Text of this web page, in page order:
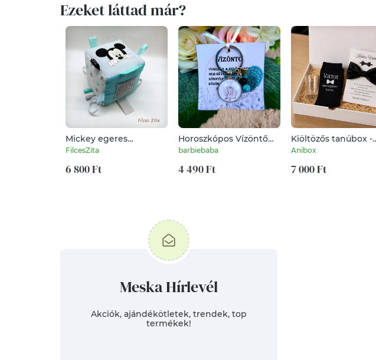
Ezeket láttad már?
Mickey egeres
babakocka hímzett
FilcesZita
6 800 Ft
Horoszkópos Vízöntő
kulcstartó
barbiebaba
4 490 Ft
Kiöltözős tanúbox -
zokni, pálinkáspohár,
felkérőlap (TANU2)
Anibox
7 000 Ft
Meska Hírlevél
Akciók, ajándékötletek, trendek, top
termékek!